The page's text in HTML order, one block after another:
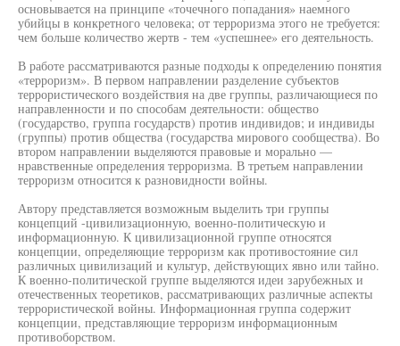
основывается на принципе «точечного попадания» наемного
убийцы в конкретного человека; от терроризма этого не требуется:
чем больше количество жертв - тем «успешнее» его деятельность.
В работе рассматриваются разные подходы к определению понятия
«терроризм». В первом направлении разделение субъектов
террористического воздействия на две группы, различающиеся по
направленности и по способам деятельности: общество
(государство, группа государств) против индивидов; и индивиды
(группы) против общества (государства мирового сообщества). Во
втором направлении выделяются правовые и морально —
нравственные определения терроризма. В третьем направлении
терроризм относится к разновидности войны.
Автору представляется возможным выделить три группы
концепций -цивилизационную, военно-политическую и
информационную. К цивилизационной группе относятся
концепции, определяющие терроризм как противостояние сил
различных цивилизаций и культур, действующих явно или тайно.
К военно-политической группе выделяются идеи зарубежных и
отечественных теоретиков, рассматривающих различные аспекты
террористической войны. Информационная группа содержит
концепции, представляющие терроризм информационным
противоборством.